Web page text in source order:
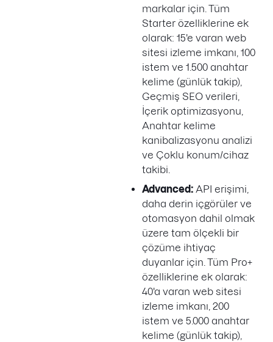
markalar için. Tüm
Starter özelliklerine ek
olarak: 15'e varan web
sitesi izleme imkanı, 100
istem ve 1.500 anahtar
kelime (günlük takip),
Geçmiş SEO verileri,
İçerik optimizasyonu,
Anahtar kelime
kanibalizasyonu analizi
ve Çoklu konum/cihaz
takibi.
Advanced: API erişimi,
daha derin içgörüler ve
otomasyon dahil olmak
üzere tam ölçekli bir
çözüme ihtiyaç
duyanlar için. Tüm Pro+
özelliklerine ek olarak:
40'a varan web sitesi
izleme imkanı, 200
istem ve 5.000 anahtar
kelime (günlük takip),